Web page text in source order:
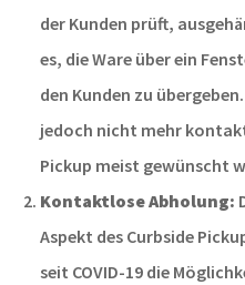
der Kunden prüft,
es, die Ware über ein
den Kunden zu
jedoch nicht mehr
Pickup meist gewünscht
Kontaktlose Abholung:
Aspekt des Curbside
seit COVID-19 die